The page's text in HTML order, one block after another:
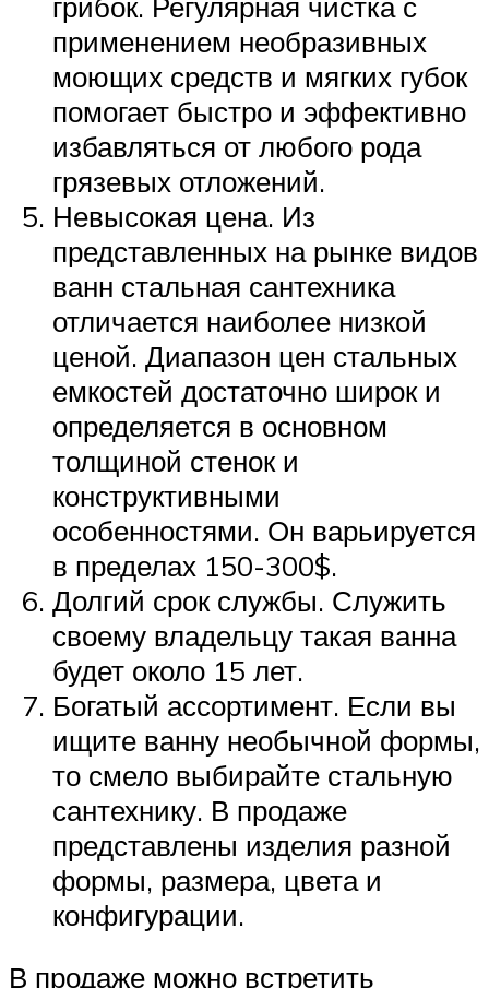
применением необразивных
моющих средств и мягких губок
помогает быстро и эффективно
избавляться от любого рода
грязевых отложений.
Невысокая цена. Из
представленных на рынке видов
ванн стальная сантехника
отличается наиболее низкой
ценой. Диапазон цен стальных
емкостей достаточно широк и
определяется в основном
толщиной стенок и
конструктивными
особенностями. Он варьируется
в пределах 150-300$.
Долгий срок службы. Служить
своему владельцу такая ванна
будет около 15 лет.
Богатый ассортимент. Если вы
ищите ванну необычной формы,
то смело выбирайте стальную
сантехнику. В продаже
представлены изделия разной
формы, размера, цвета и
конфигурации.
В продаже можно встретить